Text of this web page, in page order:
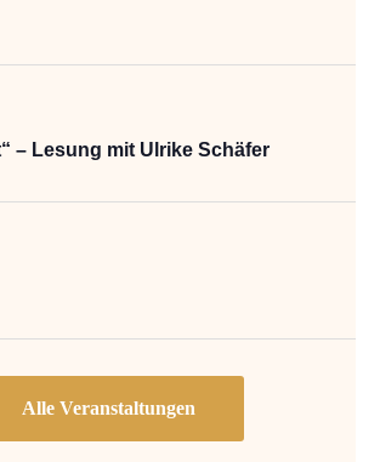
– Lesung mit Ulrike Schäfer